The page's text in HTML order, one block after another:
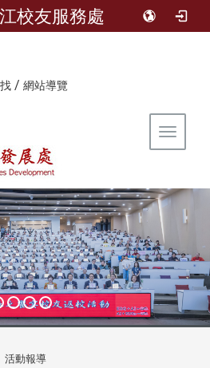
校友服務處
/ 網站導覽
Toggle
活動報導